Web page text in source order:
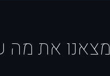
את